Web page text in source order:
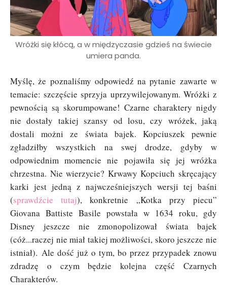
Wróżki się kłócą, a w międzyczasie gdzieś na świecie
umiera panda.
Myślę, że poznaliśmy odpowiedź na pytanie zawarte w
temacie: szczęście sprzyja uprzywilejowanym. Wróżki z
pewnością są skorumpowane! Czarne charaktery nigdy
nie dostały takiej szansy od losu, czy wróżek, jaką
dostali możni ze świata bajek. Kopciuszek pewnie
zgładziłby wszystkich na swej drodze, gdyby w
odpowiednim momencie nie pojawiła się jej wróżka
chrzestna. Nie wierzycie? Krwawy Kopciuch skręcający
karki jest jedną z najwcześniejszych wersji tej baśni
(sprawdźcie tutaj), konkretnie „Kotka przy piecu”
Giovana Battiste Basile powstała w 1634 roku, gdy
Disney jeszcze nie zmonopolizował świata bajek
(cóż...raczej nie miał takiej możliwości, skoro jeszcze nie
istniał). Ale dość już o tym, bo przez przypadek znowu
zdradzę o czym będzie kolejna część Czarnych
Charakterów.